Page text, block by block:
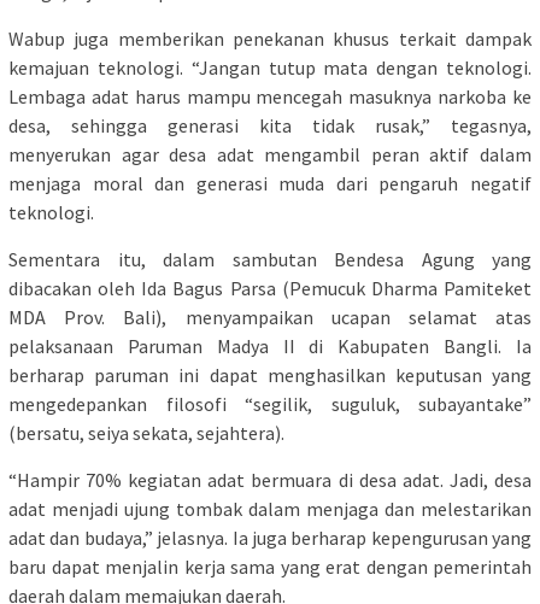
Wabup juga memberikan penekanan khusus terkait dampak
kemajuan teknologi. “Jangan tutup mata dengan teknologi.
Lembaga adat harus mampu mencegah masuknya narkoba ke
desa, sehingga generasi kita tidak rusak,” tegasnya,
menyerukan agar desa adat mengambil peran aktif dalam
menjaga moral dan generasi muda dari pengaruh negatif
teknologi.
Sementara itu, dalam sambutan Bendesa Agung yang
dibacakan oleh Ida Bagus Parsa (Pemucuk Dharma Pamiteket
MDA Prov. Bali), menyampaikan ucapan selamat atas
pelaksanaan Paruman Madya II di Kabupaten Bangli. Ia
berharap paruman ini dapat menghasilkan keputusan yang
mengedepankan filosofi “segilik, suguluk, subayantake”
(bersatu, seiya sekata, sejahtera).
“Hampir 70% kegiatan adat bermuara di desa adat. Jadi, desa
adat menjadi ujung tombak dalam menjaga dan melestarikan
adat dan budaya,” jelasnya. Ia juga berharap kepengurusan yang
baru dapat menjalin kerja sama yang erat dengan pemerintah
daerah dalam memajukan daerah.